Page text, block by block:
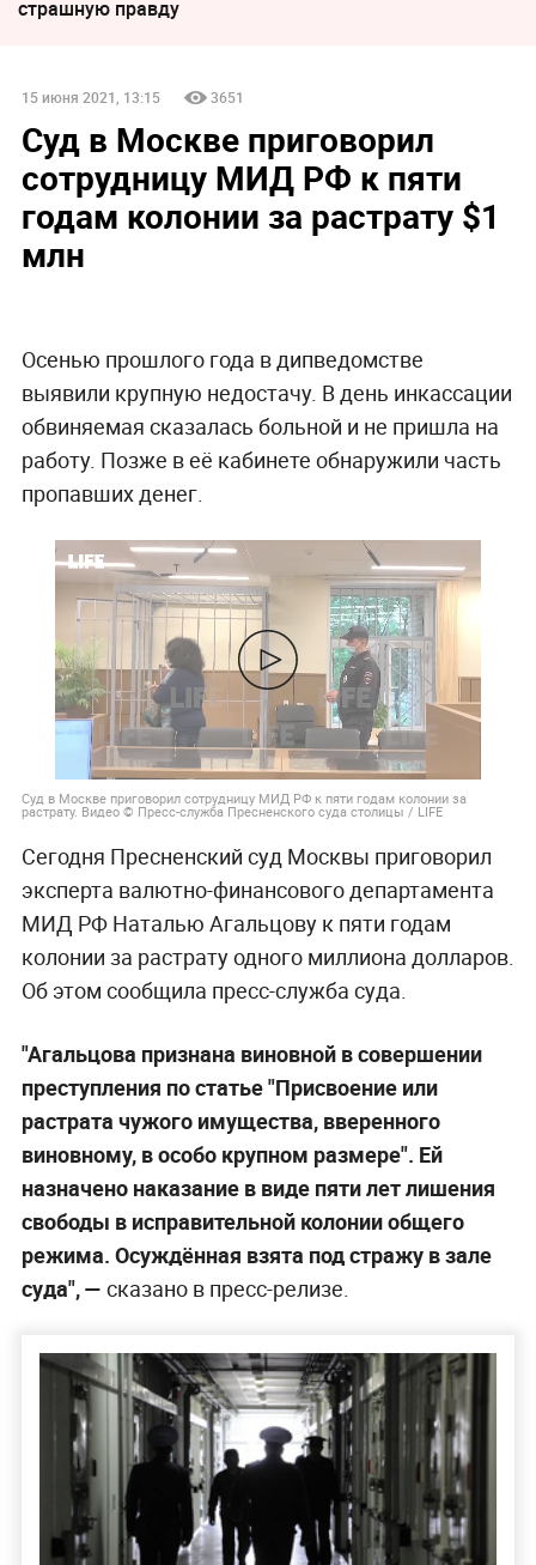
страшную правду
15 июня 2021, 13:15 3651
Суд в Москве приговорил
сотрудницу МИД РФ к пяти
годам колонии за растрату $1
млн
Осенью прошлого года в дипведомстве
выявили крупную недостачу. В день инкассации
обвиняемая сказалась больной и не пришла на
работу. Позже в её кабинете обнаружили часть
пропавших денег.
Суд в Москве приговорил сотрудницу МИД РФ к пяти годам колонии за
растрату. Видео © Пресс-служба Пресненского суда столицы / LIFE
Сегодня Пресненский суд Москвы приговорил
эксперта валютно-финансового департамента
МИД РФ Наталью Агальцову к пяти годам
колонии за растрату одного миллиона долларов.
Об этом сообщила пресс-служба суда.
"Агальцова признана виновной в совершении
преступления по статье "Присвоение или
растрата чужого имущества, вверенного
виновному, в особо крупном размере". Ей
назначено наказание в виде пяти лет лишения
свободы в исправительной колонии общего
режима. Осуждённая взята под стражу в зале
суда", — сказано в пресс-релизе.